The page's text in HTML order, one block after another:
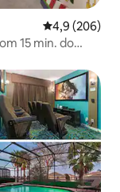
Prosječna
4,9 (206)
15 min. do